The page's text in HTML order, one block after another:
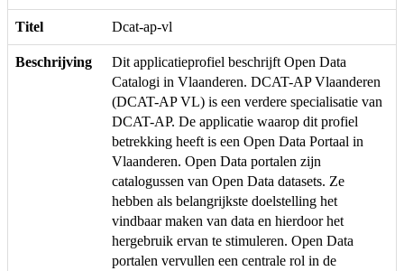
Titel Dcat-ap-vl
Beschrijving
Dit applicatieprofiel beschrijft Open Data
Catalogi in Vlaanderen. DCAT-AP Vlaanderen
(DCAT-AP VL) is een verdere specialisatie van
DCAT-AP. De applicatie waarop dit profiel
betrekking heeft is een Open Data Portaal in
Vlaanderen. Open Data portalen zijn
catalogussen van Open Data datasets. Ze
hebben als belangrijkste doelstelling het
vindbaar maken van data en hierdoor het
hergebruik ervan te stimuleren. Open Data
portalen vervullen een centrale rol in de